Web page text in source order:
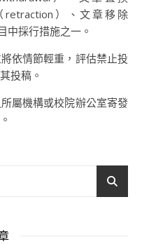
retraction）、文章移除
中採行措施之一。
依情節輕重，評估禁止投
投稿。
屬機構或校院辦公室寄發